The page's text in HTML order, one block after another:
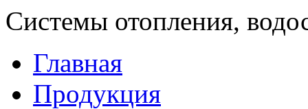
Системы отопления,
Главная
Продукция